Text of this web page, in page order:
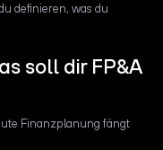
definieren, was du
soll dir FP&A
Finanzplanung fängt